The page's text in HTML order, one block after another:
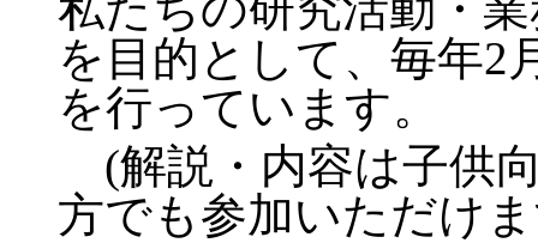
を目的として、毎年2
を行っています。
(解説・内容は子供
方でも参加いただけ